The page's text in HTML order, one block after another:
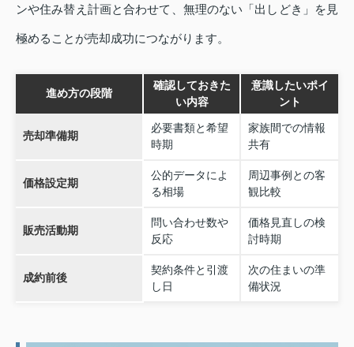
ンや住み替え計画と合わせて、無理のない「出しどき」を見
極めることが売却成功につながります。
進め方の段階
確認しておきた
い内容
意識したいポイ
ント
売却準備期
必要書類と希望
時期
家族間での情報
共有
価格設定期
公的データによ
る相場
周辺事例との客
観比較
販売活動期
問い合わせ数や
反応
価格見直しの検
討時期
成約前後
契約条件と引渡
し日
次の住まいの準
備状況